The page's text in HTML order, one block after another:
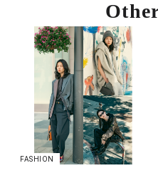
FASHION